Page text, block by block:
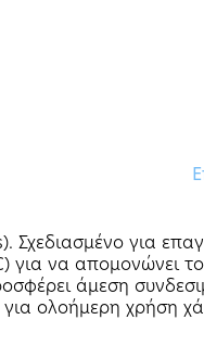
για
για να απομονώνει
άμεση
ολοήμερη χρήση